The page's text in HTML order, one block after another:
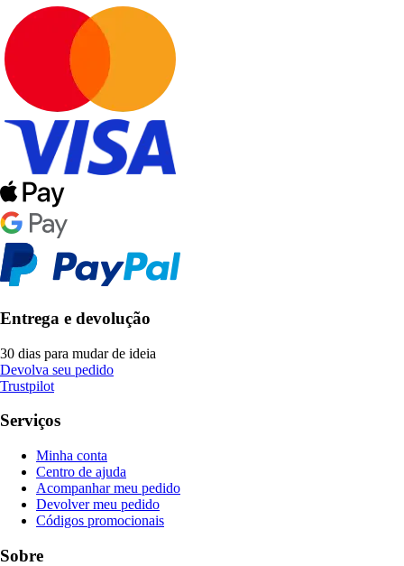
Entrega e devolução
30 dias para mudar de ideia
Devolva seu pedido
Trustpilot
Serviços
Minha conta
Centro de ajuda
Acompanhar meu pedido
Devolver meu pedido
Códigos promocionais
Sobre